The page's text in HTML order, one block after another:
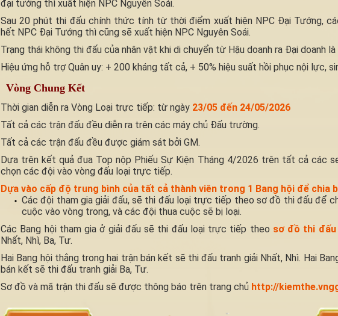
đại tướng thì xuất hiện NPC Nguyên Soái.
Sau 20 phút thi đấu chính thức tính từ thời điểm xuất hiện NPC Đại Tướng,
hết NPC Đại Tướng thì cũng sẽ xuất hiện NPC Nguyên Soái.
Trạng thái không thi đấu của nhân vật khi di chuyển từ Hậu doanh ra Đại doanh là
Hiệu ứng hỗ trợ Quân uy: + 200 kháng tất cả, + 50% hiệu suất hồi phục nội lực,
Vòng Chung Kết
Thời gian diễn ra Vòng Loại trực tiếp: từ ngày 23/05 đến 24/05/2026
Tất cả các trận đấu đều diễn ra trên các máy chủ Đấu trường.
Tất cả các trận đấu đều được giám sát bởi GM.
Dựa trên kết quả đua Top nộp Phiếu Sự Kiện Tháng 4/2026 trên tất cả các
chọn các đội vào vòng đấu loại trực tiếp.
Dựa vào cấp độ trung bình của tất cả thành viên trong 1 Bang hội để chia
Các đội tham gia giải đấu, sẽ thi đấu loại trực tiếp theo sơ đồ thi đấu để
cuộc vào vòng trong, và các đội thua cuộc sẽ bị loại.
Các Bang hội tham gia ở giải đấu sẽ thi đấu loại trực tiếp theo sơ đồ thi đấu
Nhất, Nhì, Ba, Tư.
Hai Bang hội thắng trong hai trận bán kết sẽ thi đấu tranh giải Nhất, Nhì. Hai
bán kết sẽ thi đấu tranh giải Ba, Tư.
Sơ đồ và mã trận thi đấu sẽ được thông báo trên trang chủ http://